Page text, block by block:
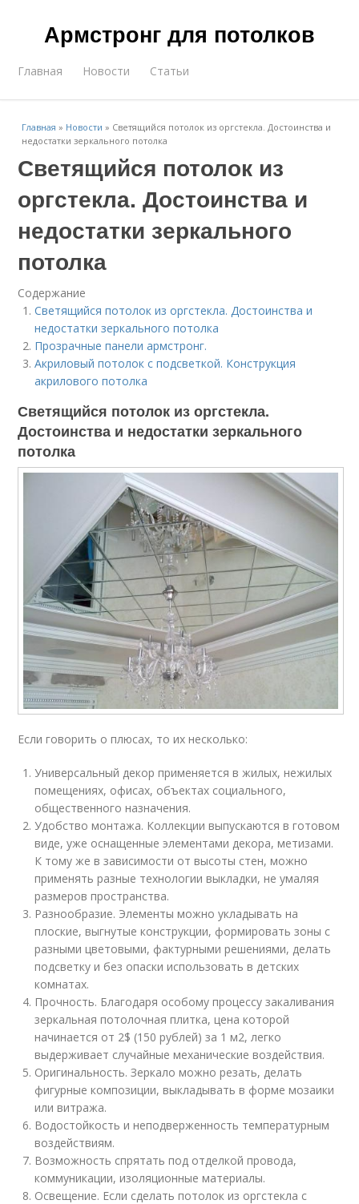
Армстронг для потолков
Главная Новости Статьи
Главная » Новости » Светящийся потолок из оргстекла. Достоинства и
недостатки зеркального потолка
Светящийся потолок из
оргстекла. Достоинства и
недостатки зеркального
потолка
Содержание
Светящийся потолок из оргстекла. Достоинства и
недостатки зеркального потолка
Прозрачные панели армстронг.
Акриловый потолок с подсветкой. Конструкция
акрилового потолка
Светящийся потолок из оргстекла.
Достоинства и недостатки зеркального
потолка
Если говорить о плюсах, то их несколько:
Универсальный декор применяется в жилых, нежилых
помещениях, офисах, объектах социального,
общественного назначения.
Удобство монтажа. Коллекции выпускаются в готовом
виде, уже оснащенные элементами декора, метизами.
К тому же в зависимости от высоты стен, можно
применять разные технологии выкладки, не умаляя
размеров пространства.
Разнообразие. Элементы можно укладывать на
плоские, выгнутые конструкции, формировать зоны с
разными цветовыми, фактурными решениями, делать
подсветку и без опаски использовать в детских
комнатах.
Прочность. Благодаря особому процессу закаливания
зеркальная потолочная плитка, цена которой
начинается от 2$ (150 рублей) за 1 м2, легко
выдерживает случайные механические воздействия.
Оригинальность. Зеркало можно резать, делать
фигурные композиции, выкладывать в форме мозаики
или витража.
Водостойкость и неподверженность температурным
воздействиям.
Возможность спрятать под отделкой провода,
коммуникации, изоляционные материалы.
Освещение. Если сделать потолок из оргстекла с